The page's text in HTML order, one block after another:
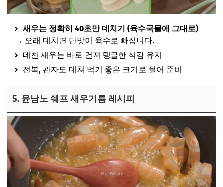
새우는 정확히 40초만 데치기 (육수국물에 그대로)
→ 오래 데치면 단맛이 육수로 빠집니다.
데친 새우는 바로 건져 탱글한 식감 유지
전복, 관자도 데쳐 먹기 좋은 크기로 썰어 준비
5. 윤남노 쉐프 새우기름 레시피